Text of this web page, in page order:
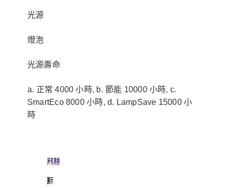
光源
燈泡
光源壽命
a. 正常 4000 小時, b. 節能 10000 小時, c.
SmartEco 8000 小時, d. LampSave 15000 小
時